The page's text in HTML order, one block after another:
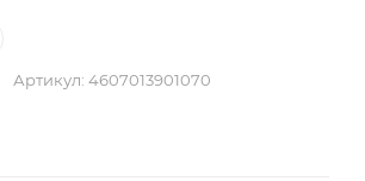
Артикул: 4607013901070